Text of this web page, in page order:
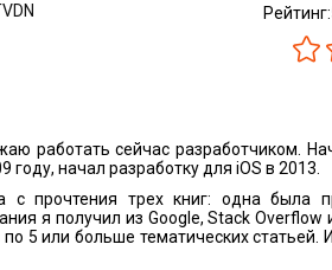
Рейтинг:
работать сейчас разработчиком.
году, начал разработку для iOS в 2013.
с прочтения трех книг: одна была
я получил из Google, Stack
5 или больше тематических статьей.